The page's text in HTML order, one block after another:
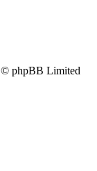
phpBB Limited